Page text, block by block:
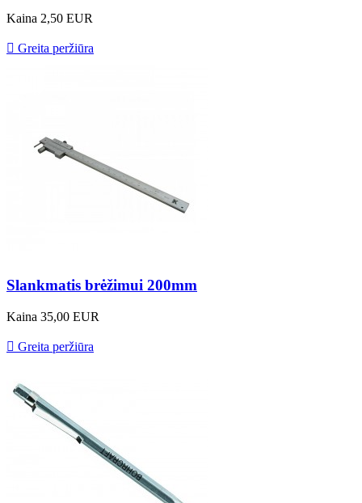
Kaina 2,50 EUR
 Greita peržiūra
Slankmatis brėžimui 200mm
Kaina 35,00 EUR
 Greita peržiūra